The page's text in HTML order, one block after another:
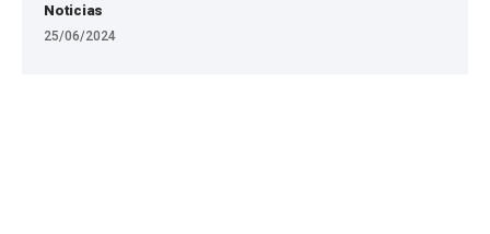
Noticias
25/06/2024